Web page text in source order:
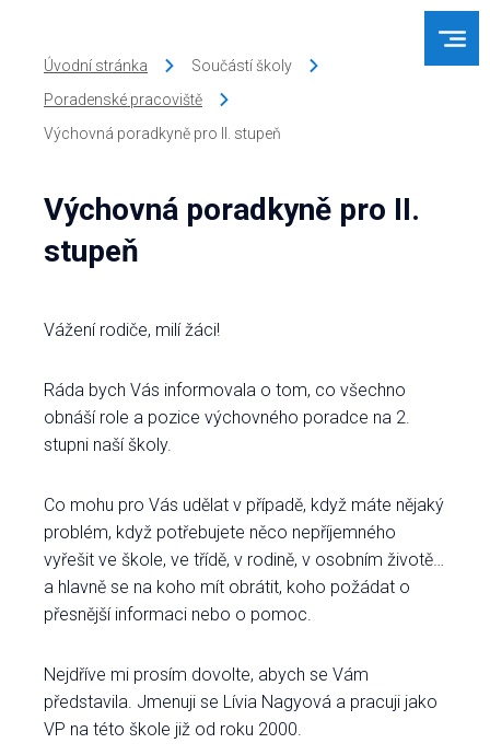
Úvodní stránka
Součástí školy
Poradenské pracoviště
Výchovná poradkyně pro II. stupeň
Výchovná poradkyně pro II.
stupeň
Vážení rodiče, milí žáci!
Ráda bych Vás informovala o tom, co všechno
obnáší role a pozice výchovného poradce na 2.
stupni naší školy.
Co mohu pro Vás udělat v případě, když máte nějaký
problém, když potřebujete něco nepříjemného
vyřešit ve škole, ve třídě, v rodině, v osobním životě…
a hlavně se na koho mít obrátit, koho požádat o
přesnější informaci nebo o pomoc.
Nejdříve mi prosím dovolte, abych se Vám
představila. Jmenuji se Lívia Nagyová a pracuji jako
VP na této škole již od roku 2000.